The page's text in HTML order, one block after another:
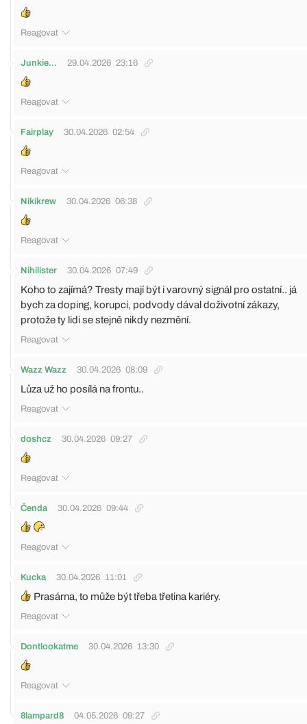
Reagovat
Junkie... 29.04.2026 23:16
Reagovat
Fairplay 30.04.2026 02:54
Reagovat
Nikikrew 30.04.2026 06:38
Reagovat
Nihilister 30.04.2026 07:49
Koho to zajímá? Tresty mají být i varovný signál pro ostatní.. já
bych za doping, korupci, podvody dával doživotní zákazy,
protože ty lidi se stejně nikdy nezmění.
Reagovat
Wazz Wazz 30.04.2026 08:09
Lůza už ho posílá na frontu..
Reagovat
doshcz 30.04.2026 09:27
Reagovat
Čenda 30.04.2026 09:44
Reagovat
Kucka 30.04.2026 11:01
Prasárna, to může být třeba třetina kariéry.
Reagovat
Dontlookatme 30.04.2026 13:30
Reagovat
8lampard8 04.05.2026 09:27